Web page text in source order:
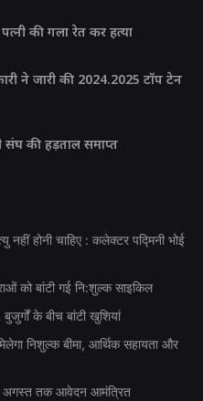
की गला रेत कर हत्या
ने जारी की 2024.2025 टॉप टेन
संघ की हड़ताल समाप्त
होनी चाहिए : कलेक्टर पद्मिनी भोई
को बांटी गई नि:शुल्क साइकिल
के बीच बांटी खुशियां
निशुल्क बीमा, आर्थिक सहायता और
अगस्त तक आवेदन आमंत्रित